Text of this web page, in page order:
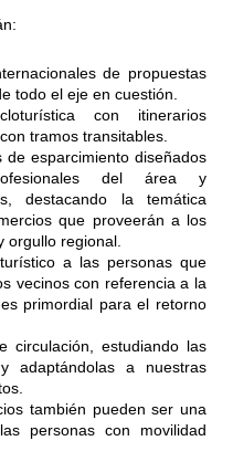
de propuestas
todo el eje en cuestión.
con itinerarios
tramos transitables.
de esparcimiento diseñados
del área y
destacando la temática
que proveerán a los
orgullo regional.
a las personas que
vecinos con referencia a la
primordial para el retorno
circulación, estudiando las
adaptándolas a nuestras
también pueden ser una
personas con movilidad